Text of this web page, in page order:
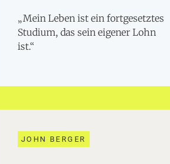
„Mein Leben ist ein fortgesetztes
Studium, das sein eigener Lohn
ist.“
JOHN BERGER